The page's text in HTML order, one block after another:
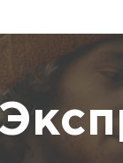
Оплата
Упаковка